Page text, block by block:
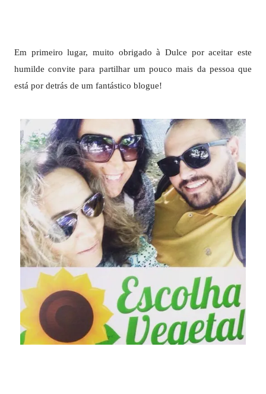
Em primeiro lugar, muito obrigado à Dulce por aceitar este
humilde convite para partilhar um pouco mais da pessoa que
está por detrás de um fantástico blogue!